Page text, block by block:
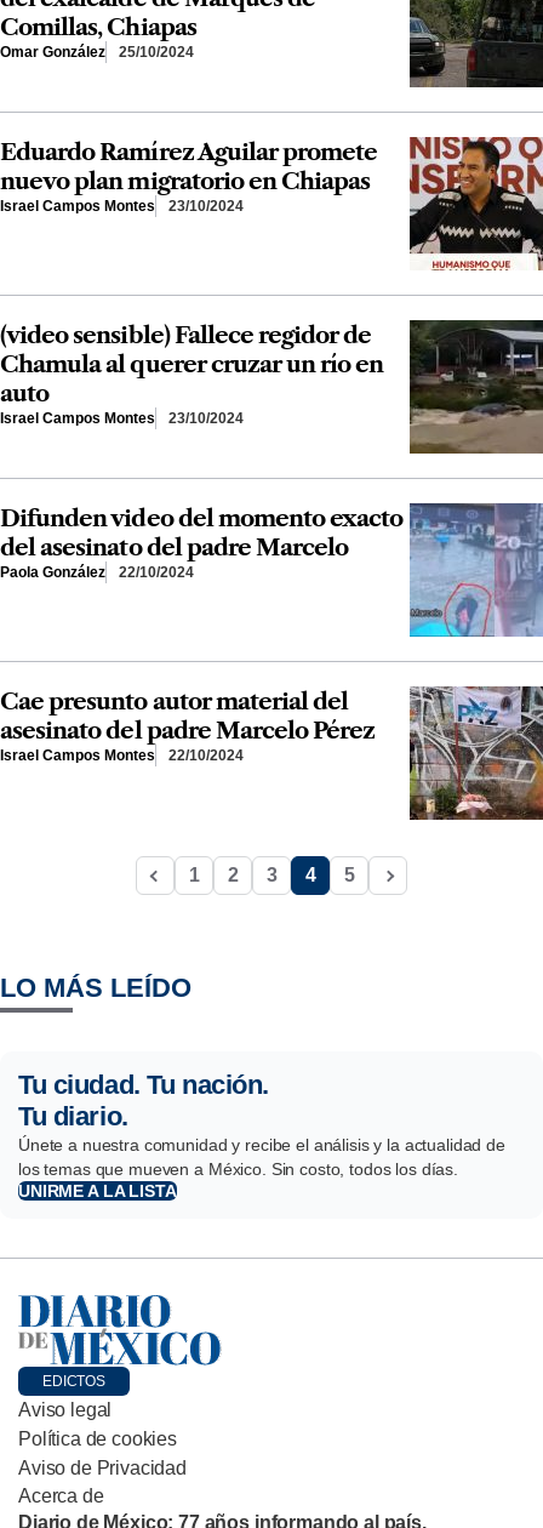
Comillas, Chiapas
Omar González 25/10/2024
Eduardo Ramírez Aguilar promete
nuevo plan migratorio en Chiapas
Israel Campos Montes 23/10/2024
(video sensible) Fallece regidor de
Chamula al querer cruzar un río en
auto
Israel Campos Montes 23/10/2024
Difunden video del momento exacto
del asesinato del padre Marcelo
Paola González 22/10/2024
Cae presunto autor material del
asesinato del padre Marcelo Pérez
Israel Campos Montes 22/10/2024
1 2 3 4 5
LO MÁS LEÍDO
Tu ciudad. Tu nación.
Tu diario.
Únete a nuestra comunidad y recibe el análisis y la actualidad de
los temas que mueven a México. Sin costo, todos los días.
UNIRME A LA LISTA
EDICTOS
Aviso legal
Política de cookies
Aviso de Privacidad
Acerca de
Diario de México: 77 años informando al país.